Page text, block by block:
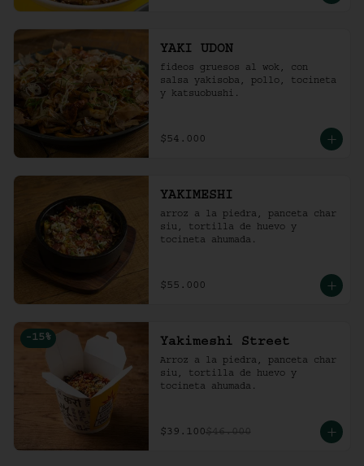
YAKI UDON
fideos gruesos al wok, con
salsa yakisoba, pollo, tocineta
y katsuobushi.
$54.000
YAKIMESHI
arroz a la piedra, panceta char
siu, tortilla de huevo y
tocineta ahumada.
$55.000
-15 % Yakimeshi Street
Arroz a la piedra, panceta char
siu, tortilla de huevo y
tocineta ahumada.
$39.100$46.000